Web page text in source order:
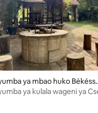
wastani wa 5 kati ya 5,
ya mbao huko
ya kulala wageni ya